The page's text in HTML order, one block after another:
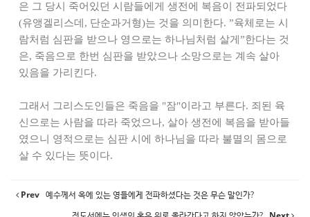
은 그 당시 죽어있던 시람들에게 생전에 복음이 전파되었다
(유앵겔리스데, 단순과거형)는 것을 의미한다. ”육체로는 시
람처럼 심판을 받으나 영으로는 하나님처럼 살게”한다는 것
은, 죽음으로 한번 심판을 받았으나 소망으로는 계속 살아
있음을 가리킨다.
그래서 그리스도인들은 죽음을 "잠"이라고 부른다. 죄된 육
신으로는 사람을 따라 죽었으나, 살아 생전에 복음을 받아들
였으니 영적으로는 심판 시에 하나님을 따라 불멸의 몸으로
살 수 있다는 뜻이다.
Prev 예수께서 옥에 있는 영들에게 전파하셨다는 것은 무슨 말인가?